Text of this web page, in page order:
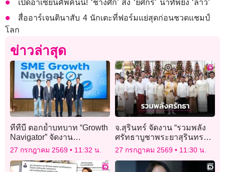
เปิดอาเซียนคัพคืนนี้! ‘ช้างศึก’ ส่ง ‘ยศกร’ นำทัพยิง ‘ลาว’
สื่ออาร์เจนตินาสับ 4 นักเตะที่ฟอร์มแย่สุดก่อนชวดแชมป์
โลก
ข่าวล่าสุด
ทีทีบี ตอกย้ำบทบาท “Growth
Navigator” จัดงาน
Networking Day สนับสนุน
SME ไทยอย่างครบวงจร
27 กรกฎาคม 2569 11:32 น.
จ.สุรินทร์ จัดงาน “รวมพลัง
ศรัทธาบูชาพระยาสุรินทร
ภักดีฯ” เสริมบารมีเมือง
27 กรกฎาคม 2569 11:30 น.